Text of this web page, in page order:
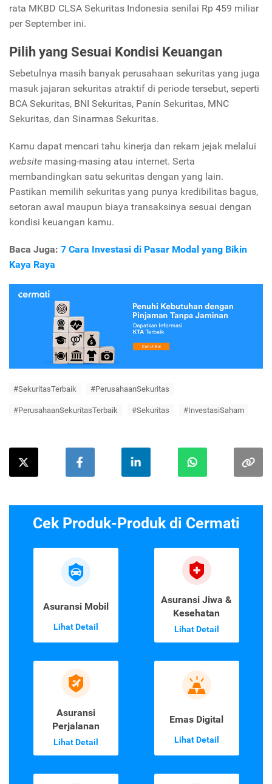
rata MKBD CLSA Sekuritas Indonesia senilai Rp 459 miliar
per September ini.
Pilih yang Sesuai Kondisi Keuangan
Sebetulnya masih banyak perusahaan sekuritas yang juga
masuk jajaran sekuritas atraktif di periode tersebut, seperti
BCA Sekuritas, BNI Sekuritas, Panin Sekuritas, MNC
Sekuritas, dan Sinarmas Sekuritas.
Kamu dapat mencari tahu kinerja dan rekam jejak melalui
website masing-masing atau internet. Serta
membandingkan satu sekuritas dengan yang lain.
Pastikan memilih sekuritas yang punya kredibilitas bagus,
setoran awal maupun biaya transaksinya sesuai dengan
kondisi keuangan kamu.
Baca Juga: 7 Cara Investasi di Pasar Modal yang Bikin
Kaya Raya
#SekuritasTerbaik #PerusahaanSekuritas
#PerusahaanSekuritasTerbaik #Sekuritas #InvestasiSaham
Cek Produk-Produk di Cermati
Asuransi Mobil
Lihat Detail
Asuransi Jiwa &
Kesehatan
Lihat Detail
Asuransi
Perjalanan
Lihat Detail
Emas Digital
Lihat Detail